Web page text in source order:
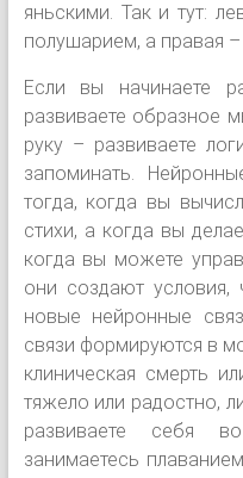
яньскими. Так и тут:
полушарием, а правая
Если вы начинаете
развиваете образное
руку – развиваете
запоминать.
тогда, когда вы
стихи, а когда вы
когда вы можете
они создают
новые нейронные
связи формируются в
клиническая смерть
тяжело или радостно,
развиваете себя
занимаетесь